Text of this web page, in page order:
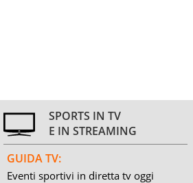
SPORTS IN TV
E IN STREAMING
GUIDA TV:
Eventi sportivi in diretta tv oggi